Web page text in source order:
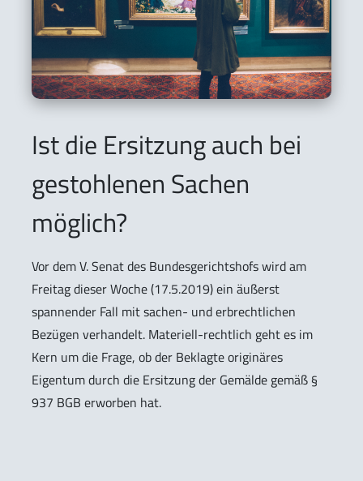
Ist die Ersitzung auch bei
gestohlenen Sachen
möglich?
Vor dem V. Senat des Bundesgerichtshofs wird am
Freitag dieser Woche (17.5.2019) ein äußerst
spannender Fall mit sachen- und erbrechtlichen
Bezügen verhandelt. Materiell-rechtlich geht es im
Kern um die Frage, ob der Beklagte originäres
Eigentum durch die Ersitzung der Gemälde gemäß §
937 BGB erworben hat.